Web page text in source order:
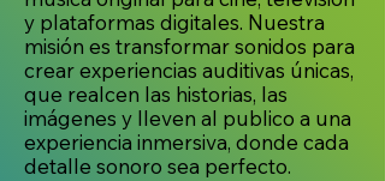
y plataformas digitales. Nuestra
misión es transformar sonidos para
crear experiencias auditivas únicas,
que realcen las historias, las
imágenes y lleven al publico a una
experiencia inmersiva, donde cada
detalle sonoro sea perfecto.